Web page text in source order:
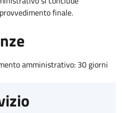
finale.
amministrativo: 30 giorni